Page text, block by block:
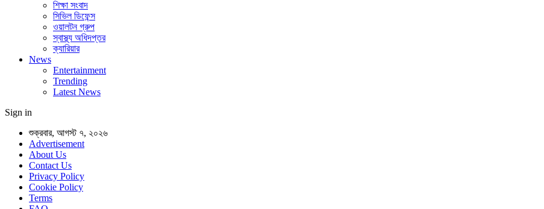
শিক্ষা সংবাদ
সিভিল ডিফেন্স
ওয়ালটন গ্রুপ
স্বাস্থ্য অধিদপ্তর
ক্যারিয়ার
News
Entertainment
Trending
Latest News
Sign in
শুক্রবার, আগস্ট ৭, ২০২৬
Advertisement
About Us
Contact Us
Privacy Policy
Cookie Policy
Terms